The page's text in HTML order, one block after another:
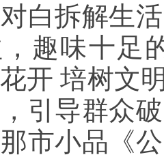
白拆解生
趣味十足
花开 培树文
引导群众
市小品《